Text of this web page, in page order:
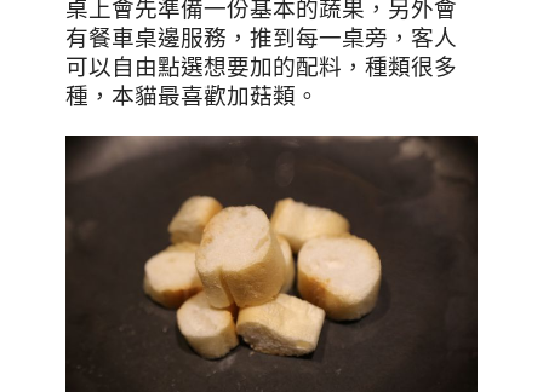
桌上會先準備一份基本的蔬果，另外會
有餐車桌邊服務，推到每一桌旁，客人
可以自由點選想要加的配料，種類很多
種，本貓最喜歡加菇類。